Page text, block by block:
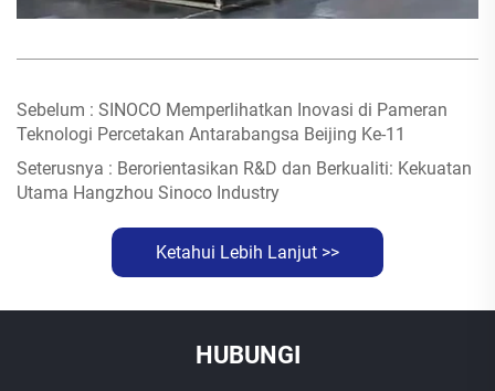
Sebelum : SINOCO Memperlihatkan Inovasi di Pameran
Teknologi Percetakan Antarabangsa Beijing Ke-11
Seterusnya : Berorientasikan R&D dan Berkualiti: Kekuatan
Utama Hangzhou Sinoco Industry
Ketahui Lebih Lanjut >>
HUBUNGI